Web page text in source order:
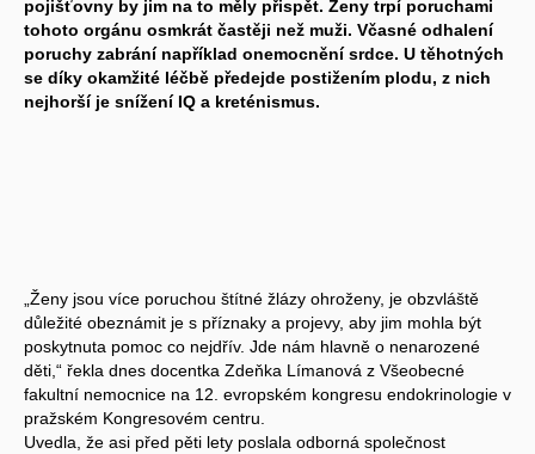
pojišťovny by jim na to měly přispět. Ženy trpí poruchami
tohoto orgánu osmkrát častěji než muži. Včasné odhalení
poruchy zabrání například onemocnění srdce. U těhotných
se díky okamžité léčbě předejde postižením plodu, z nich
nejhorší je snížení IQ a kreténismus.
„Ženy jsou více poruchou štítné žlázy ohroženy, je obzvláště
důležité obeznámit je s příznaky a projevy, aby jim mohla být
poskytnuta pomoc co nejdřív. Jde nám hlavně o nenarozené
děti,“ řekla dnes docentka Zdeňka Límanová z Všeobecné
fakultní nemocnice na 12. evropském kongresu endokrinologie v
pražském Kongresovém centru.
Uvedla, že asi před pěti lety poslala odborná společnost